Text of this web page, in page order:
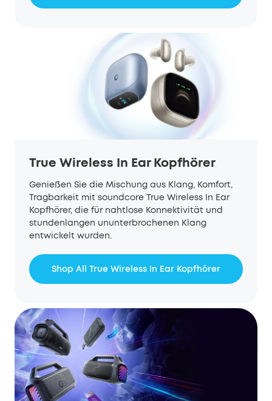
True Wireless In Ear Kopfhörer
Genießen Sie die Mischung aus Klang, Komfort,
Tragbarkeit mit soundcore True Wireless In Ear
Kopfhörer, die für nahtlose Konnektivität und
stundenlangen ununterbrochenen Klang
entwickelt wurden.
Shop All True Wireless In Ear Kopfhörer